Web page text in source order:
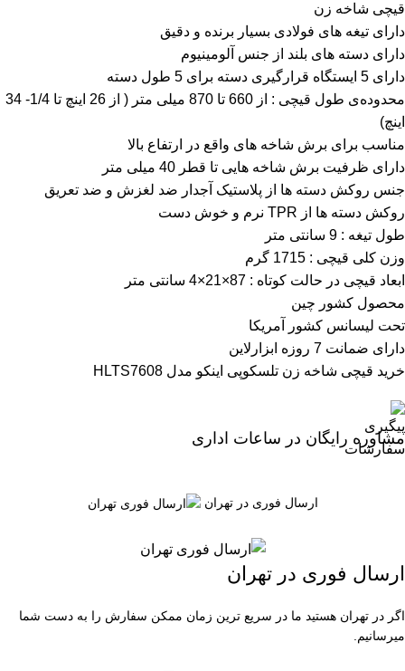
قیچی شاخه زن
دارای تیغه های فولادی بسیار برنده و دقیق
دارای دسته های بلند از جنس آلومینیوم
دارای 5 ایستگاه قرارگیری دسته برای 5 طول دسته
محدوده‌ی طول قیچی : از 660 تا 870 میلی متر ( از 26 اینچ تا 1/4- 34
اینچ)
مناسب برای برش شاخه های واقع در ارتفاع بالا
دارای ظرفیت برش شاخه هایی تا قطر 40 میلی متر
جنس روکش دسته ها از پلاستیک آجدار ضد لغزش و ضد تعریق
روکش دسته ها از TPR نرم و خوش دست
طول تیغه : 9 سانتی متر
وزن کلی قیچی : 1715 گرم
ابعاد قیچی در حالت کوتاه : 87×21×4 سانتی متر
محصول کشور چین
تحت لیسانس کشور آمریکا
دارای ضمانت 7 روزه ابزارلاین
خرید قیچی شاخه زن تلسکوپی اینکو مدل HLTS7608
مشاوره رایگان در ساعات اداری
ارسال فوری در تهران
ارسال فوری در تهران
اگر در تهران هستید ما در سریع ترین زمان ممکن سفارش را به دست شما
میرسانیم.